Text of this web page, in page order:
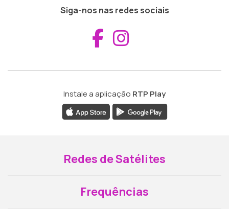
Siga-nos nas redes sociais
Aceder ao
Instale a aplicação RTP Play
Redes de Satélites
Frequências